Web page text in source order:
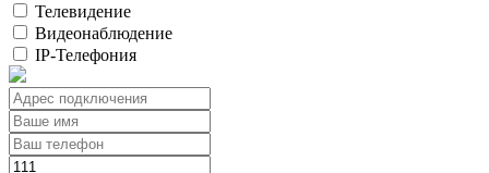
Телевидение
Видеонаблюдение
IP-Телефония